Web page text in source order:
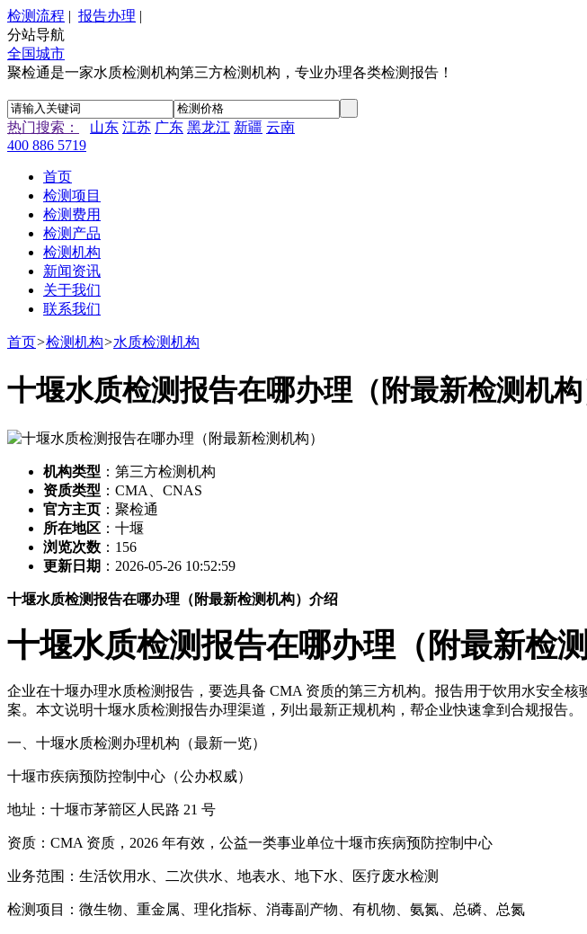
检测流程 | 报告办理 |
分站导航
全国城市
聚检通是一家水质检测机构第三方检测机构，专业办理各类检测报告！
热门搜索： 山东 江苏 广东 黑龙江 新疆 云南
400 886 5719
首页
检测项目
检测费用
检测产品
检测机构
新闻资讯
关于我们
联系我们
首页>检测机构>水质检测机构
十堰水质检测报告在哪办理（附最新检测机构
机构类型 ：第三方检测机构
资质类型 ：CMA、CNAS
官方主页 ：聚检通
所在地区 ：十堰
浏览次数 ： 156
更新日期 ：2026-05-26 10:52:59
十堰水质检测报告在哪办理（附最新检测机构）介绍
十堰水质检测报告在哪办理（附最新检测
企业在十堰办理水质检测报告，要选具备 CMA 资质的第三方机构。报告用于饮用水安全
案。本文说明十堰水质检测报告办理渠道，列出最新正规机构，帮企业快速拿到合规报告。
一、十堰水质检测办理机构（最新一览）
十堰市疾病预防控制中心（公办权威）
地址：十堰市茅箭区人民路 21 号
资质：CMA 资质，2026 年有效，公益一类事业单位十堰市疾病预防控制中心
业务范围：生活饮用水、二次供水、地表水、地下水、医疗废水检测
检测项目：微生物、重金属、理化指标、消毒副产物、有机物、氨氮、总磷、总氮